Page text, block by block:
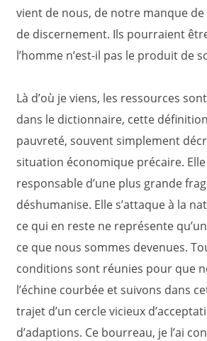
vient de nous, de notre manque
de discernement. Ils pourraient
l’homme n’est-il pas le produit de
Là d’où je viens, les ressources
dans le dictionnaire, cette
pauvreté, souvent simplement
situation économique précaire.
responsable d’une plus grande
déshumanise. Elle s’attaque à la
ce qui en reste ne représente
ce que nous sommes devenues.
conditions sont réunies pour que
l’échine courbée et suivons dans
trajet d’un cercle vicieux
d’adaptions. Ce bourreau, je l’ai